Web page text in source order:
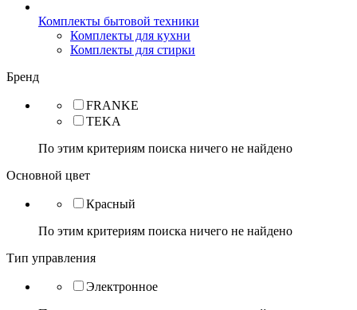
Комплекты бытовой техники
Комплекты для кухни
Комплекты для стирки
Бренд
FRANKE
TEKA
По этим критериям поиска ничего не найдено
Основной цвет
Красный
По этим критериям поиска ничего не найдено
Тип управления
Электронное